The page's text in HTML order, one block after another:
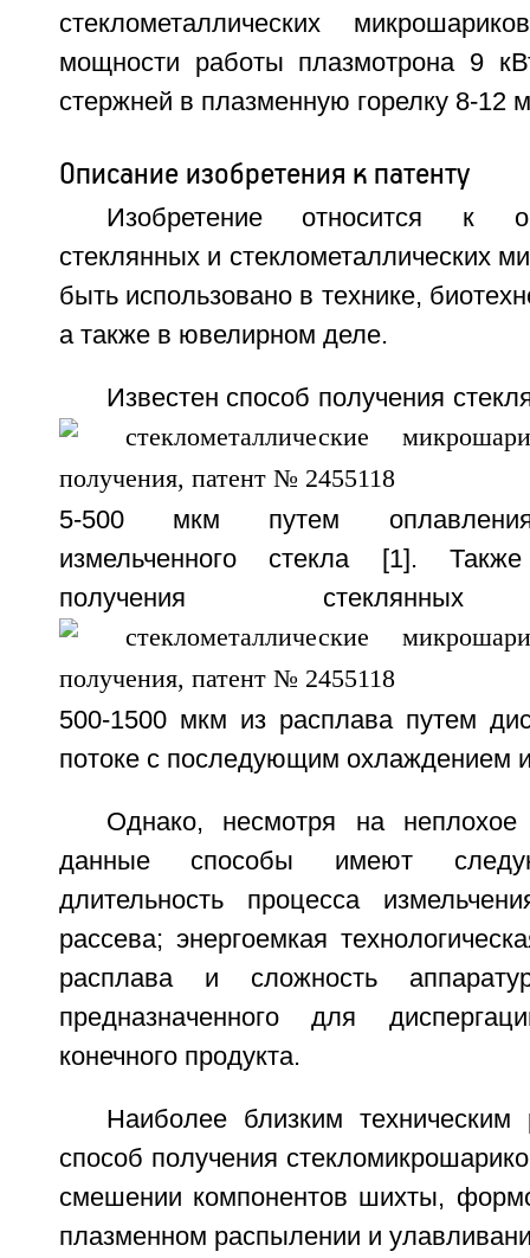
стеклометаллических
мощности работы плазмотрона 9
стержней в плазменную горелку 8-12
Описание изобретения к патенту
Изобретение относится к
стеклянных и стеклометаллических
быть использовано в технике,
а также в ювелирном деле.
Известен способ получения
5-500 мкм путем оплавления
измельченного стекла [1].
получения стеклянных
500-1500 мкм из расплава путем
потоке с последующим охлаждением
Однако, несмотря на неплохое
данные способы имеют
длительность процесса
рассева; энергоемкая
расплава и сложность
предназначенного для
конечного продукта.
Наиболее близким
способ получения
смешении компонентов шихты,
плазменном распылении и